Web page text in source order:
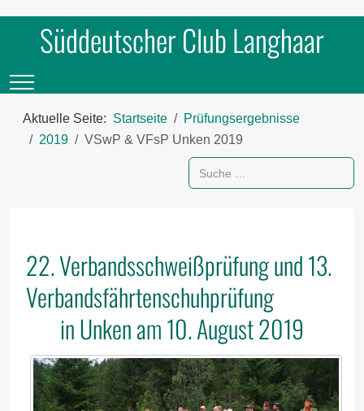
Süddeutscher Club Langhaar
Mobile Menu Toggle
Aktuelle Seite: Startseite
Prüfungsergebnisse
2019
VSwP & VFsP Unken 2019
Suchen
22. Verbandsschweißprüfung und 13.
Verbandsfährtenschuhprüfung
in Unken am 10. August 2019